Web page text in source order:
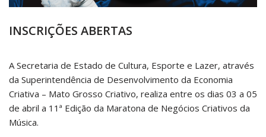
INSCRIÇÕES ABERTAS
A Secretaria de Estado de Cultura, Esporte e Lazer, através
da Superintendência de Desenvolvimento da Economia
Criativa – Mato Grosso Criativo, realiza entre os dias 03 a 05
de abril a 11ª Edição da Maratona de Negócios Criativos da
Música.